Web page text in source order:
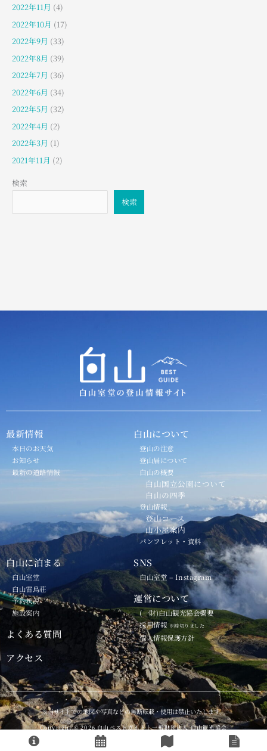
2022年11月 (4)
2022年10月 (17)
2022年9月 (33)
2022年8月 (39)
2022年7月 (36)
2022年6月 (34)
2022年5月 (32)
2022年4月 (2)
2022年3月 (1)
2021年11月 (2)
検索
検索
最新情報
本日のお天気
お知らせ
最新の道路情報
白山について
登山の注意
登山届について
白山の概要
白山国立公園について
白山の四季
登山情報
登山コース
山小屋案内
パンフレット・資料
白山に泊まる
白山室堂
白山雷鳥荘
予約状況
施設案内
よくある質問
アクセス
SNS
白山室堂 – Instagram
運営について
(一財)白山観光協会概要
採用情報※締切りました
個人情報保護方針
※当サイトでの地図や写真などの無断転載・使用は禁止いたします。
Copyright © 2026 白山ベストガイド | 一般財団法人 白山観光協会